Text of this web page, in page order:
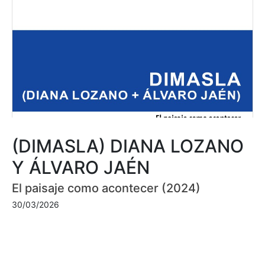
(DIMASLA) DIANA LOZANO
Y ÁLVARO JAÉN
El paisaje como acontecer (2024)
30/03/2026